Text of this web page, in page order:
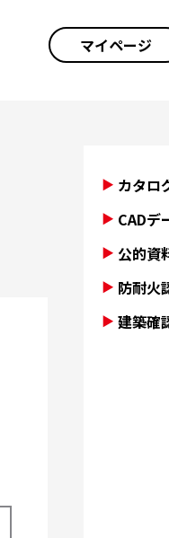
マイページ
カタロ
CADデ
公的資
防耐火
建築確